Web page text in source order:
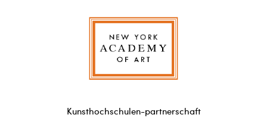
Kunsthochschulen-partnerschaft